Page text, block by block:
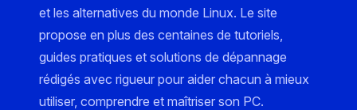
et les alternatives du monde Linux. Le site
propose en plus des centaines de tutoriels,
guides pratiques et solutions de dépannage
rédigés avec rigueur pour aider chacun à mieux
utiliser, comprendre et maîtriser son PC.